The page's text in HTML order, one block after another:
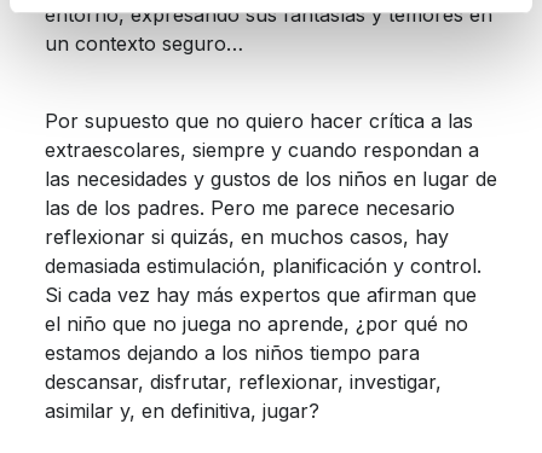
entorno, expresando sus fantasías y temores en
un contexto seguro…
Por supuesto que no quiero hacer crítica a las
extraescolares, siempre y cuando respondan a
las necesidades y gustos de los niños en lugar de
las de los padres. Pero me parece necesario
reflexionar si quizás, en muchos casos, hay
demasiada estimulación, planificación y control.
Si cada vez hay más expertos que afirman que
el niño que no juega no aprende, ¿por qué no
estamos dejando a los niños tiempo para
descansar, disfrutar, reflexionar, investigar,
asimilar y, en definitiva, jugar?